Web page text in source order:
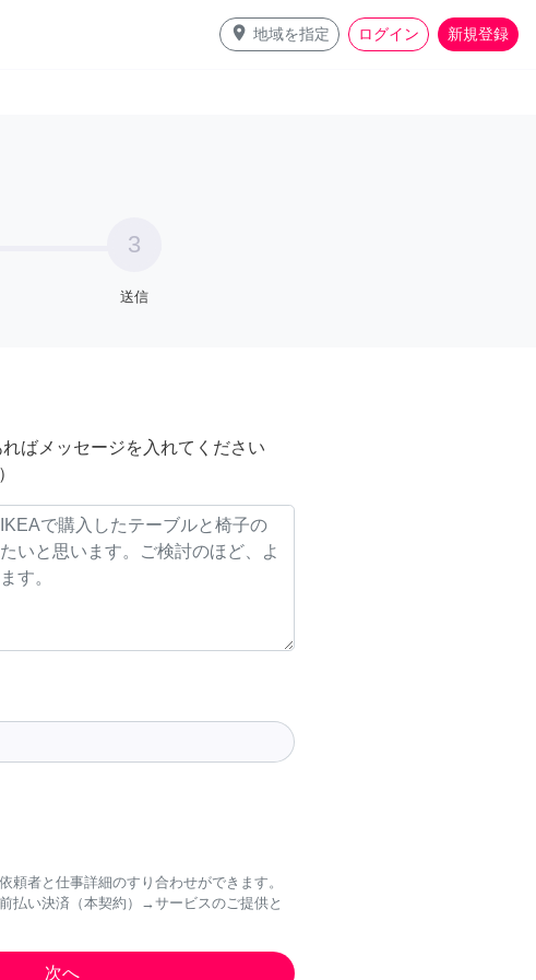
place 地域を指定 ログイン 新規登録
3
送信
ばメッセージを入れてください
頼者と仕事詳細のすり合わせができます。
払い決済（本契約）→サービスのご提供と